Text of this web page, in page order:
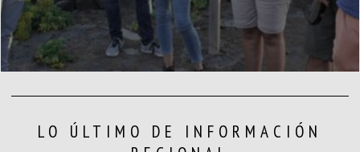
LO ÚLTIMO DE INFORMACIÓN